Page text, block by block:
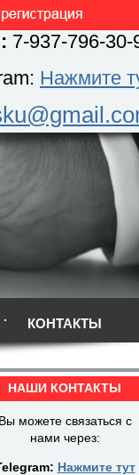
7-937-796-30-
Нажмите
КОНТАКТЫ
НАШИ КОНТАКТЫ
Вы можете связаться с
нами через:
Нажмите тут